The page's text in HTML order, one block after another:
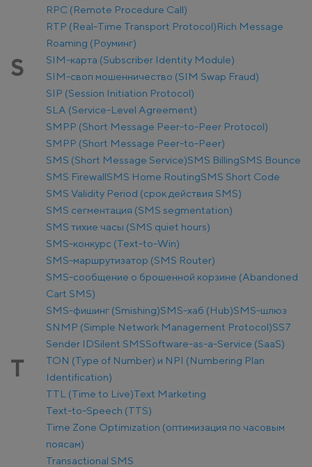
RPC (Remote Procedure Call)
RTP (Real-Time Transport Protocol)Rich Message
Roaming (Роуминг)
S
SIM-карта (Subscriber Identity Module)
SIM-своп мошенничество (SIM Swap Fraud)
SIP (Session Initiation Protocol)
SLA (Service-Level Agreement)
SMPP (Short Message Peer-to-Peer Protocol)
SMPP (Short Message Peer-to-Peer)
SMS (Short Message Service)SMS BillingSMS Bounce
SMS FirewallSMS Home RoutingSMS Short Code
SMS Validity Period (срок действия SMS)
SMS сегментация (SMS segmentation)
SMS тихие часы (SMS quiet hours)
SMS-конкурс (Text-to-Win)
SMS-маршрутизатор (SMS Router)
SMS-сообщение о брошенной корзине (Abandoned
Cart SMS)
SMS-фишинг (Smishing)SMS-хаб (Hub)SMS-шлюз
SNMP (Simple Network Management Protocol)SS7
Sender IDSilent SMSSoftware-as-a-Service (SaaS)
T
TON (Type of Number) и NPI (Numbering Plan
Identification)
TTL (Time to Live)Text Marketing
Text-to-Speech (TTS)
Time Zone Optimization (оптимизация по часовым
поясам)
Transactional SMS